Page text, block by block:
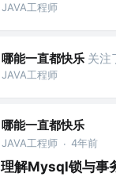
JAVA工程师
哪能一直都快乐 关注
JAVA工程师
哪能一直都快乐
JAVA工程师 · 4年前
理解Mysql锁与事